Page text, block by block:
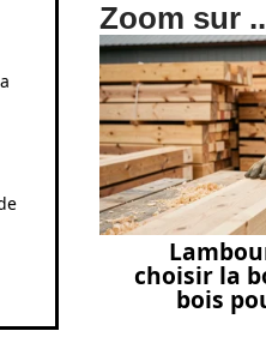
Zoom sur
choisir la
bois